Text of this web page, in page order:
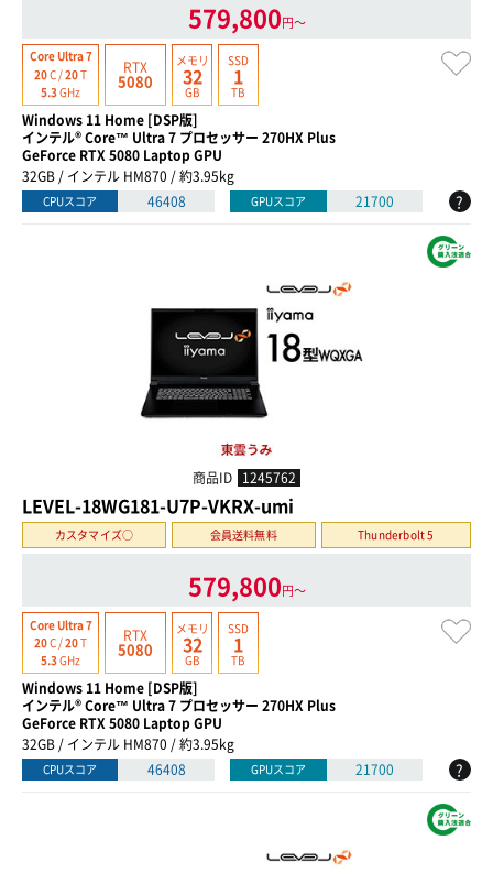
579,800円〜
Core Ultra 7
20C /20T
5.3GHz
RTX
5080
メモリ
32
GB
SSD
1
TB
Windows 11 Home [DSP版]
インテル® Core™ Ultra 7 プロセッサー 270HX Plus
GeForce RTX 5080 Laptop GPU
32GB / インテル HM870 / 約3.95kg
CPUスコア 46408 GPUスコア 21700 ?
商品ID 1245762
LEVEL-18WG181-U7P-VKRX-umi
カスタマイズ○ 会員送料無料 Thunderbolt 5
579,800円〜
Core Ultra 7
20C /20T
5.3GHz
RTX
5080
メモリ
32
GB
SSD
1
TB
Windows 11 Home [DSP版]
インテル® Core™ Ultra 7 プロセッサー 270HX Plus
GeForce RTX 5080 Laptop GPU
32GB / インテル HM870 / 約3.95kg
CPUスコア 46408 GPUスコア 21700 ?